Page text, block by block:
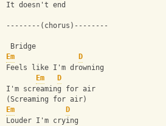
It doesn't end
--------(chorus)--------
Bridge
Em
D
Feels like I'm drowning
Em
D
I'm screaming for air
(Screaming for air)
Em
D
Louder I'm crying